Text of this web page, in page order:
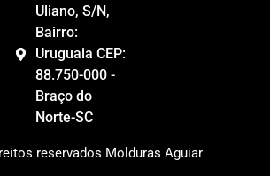
Uliano, S/N,
Bairro:
Uruguaia CEP:
88.750-000 -
Braço do
Norte-SC
reservados Molduras Aguiar